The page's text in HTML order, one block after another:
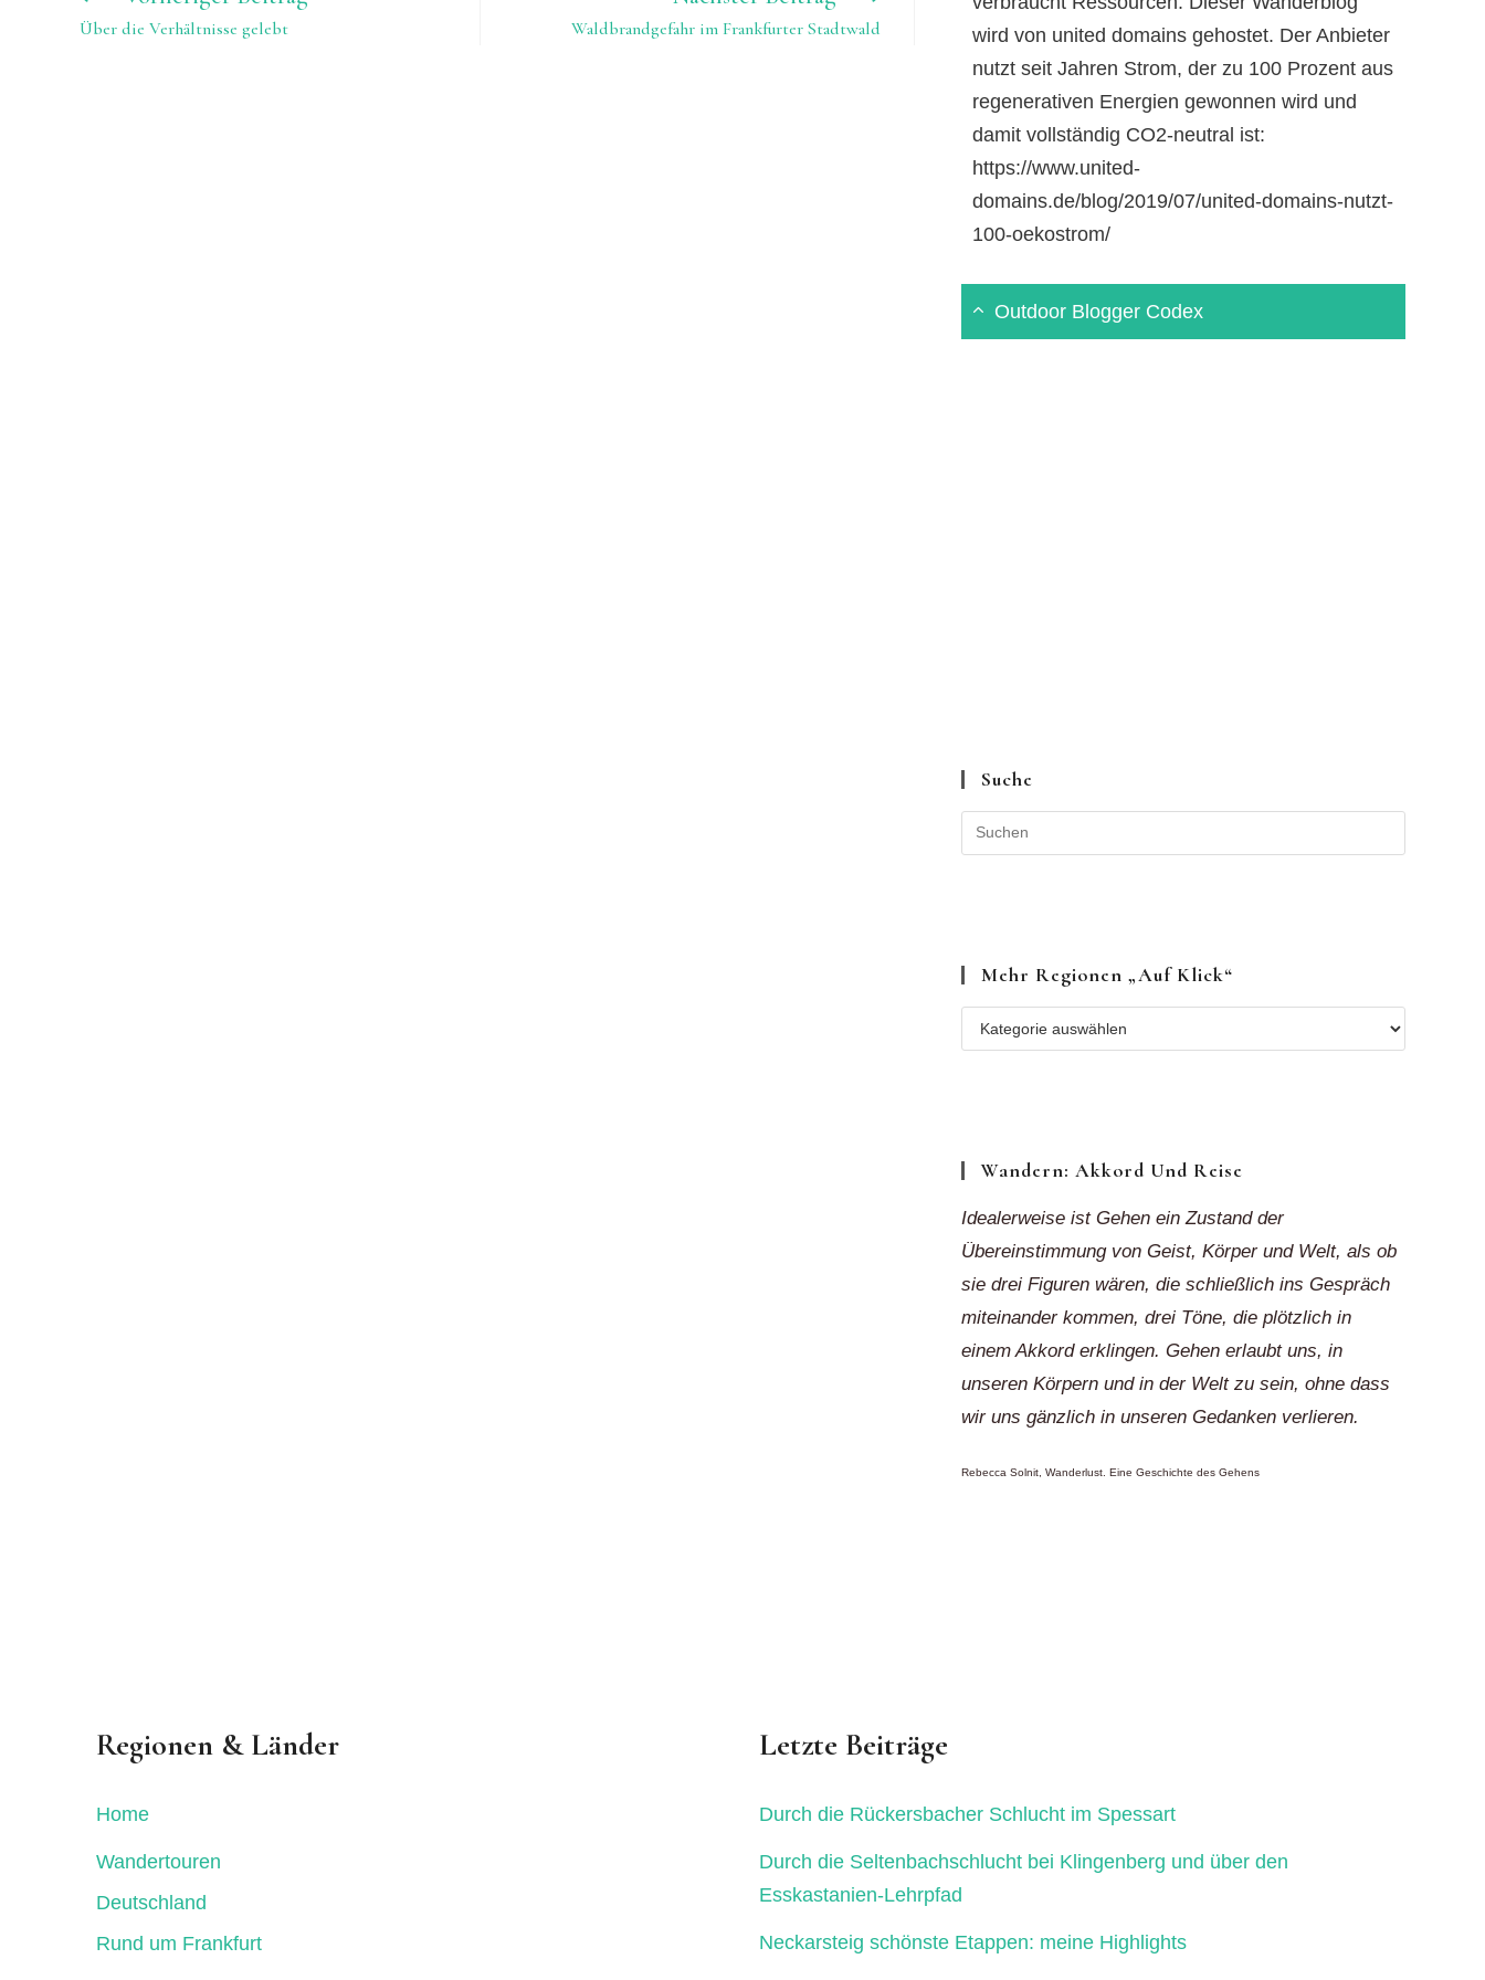
Kommentieren
Artikel
Über die Verhältnisse gelebt Waldbrandgefahr im Frankfurter Stadtwald
wird von united domains gehostet. Der Anbieter
nutzt seit Jahren Strom, der zu 100 Prozent aus
regenerativen Energien gewonnen wird und
damit vollständig CO2-neutral ist:
https://www.united-
domains.de/blog/2019/07/united-domains-nutzt-
100-oekostrom/
Outdoor Blogger Codex
Suche
Mehr Regionen „auf Klick“
Mehr
Regionen
Wandern: Akkord Und Reise
Idealerweise ist Gehen ein Zustand der
Übereinstimmung von Geist, Körper und Welt, als ob
sie drei Figuren wären, die schließlich ins Gespräch
miteinander kommen, drei Töne, die plötzlich in
einem Akkord erklingen. Gehen erlaubt uns, in
unseren Körpern und in der Welt zu sein, ohne dass
wir uns gänzlich in unseren Gedanken verlieren.
Rebecca Solnit, Wanderlust. Eine Geschichte des Gehens
Regionen & Länder
Home
Wandertouren
Deutschland
Rund um Frankfurt
Letzte Beiträge
Durch die Rückersbacher Schlucht im Spessart
Durch die Seltenbachschlucht bei Klingenberg und über den
Esskastanien-Lehrpfad
Neckarsteig schönste Etappen: meine Highlights